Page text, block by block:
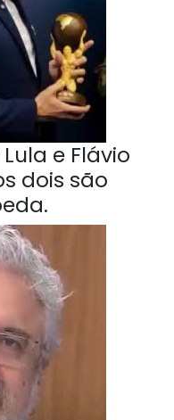
e Flávio
dois são